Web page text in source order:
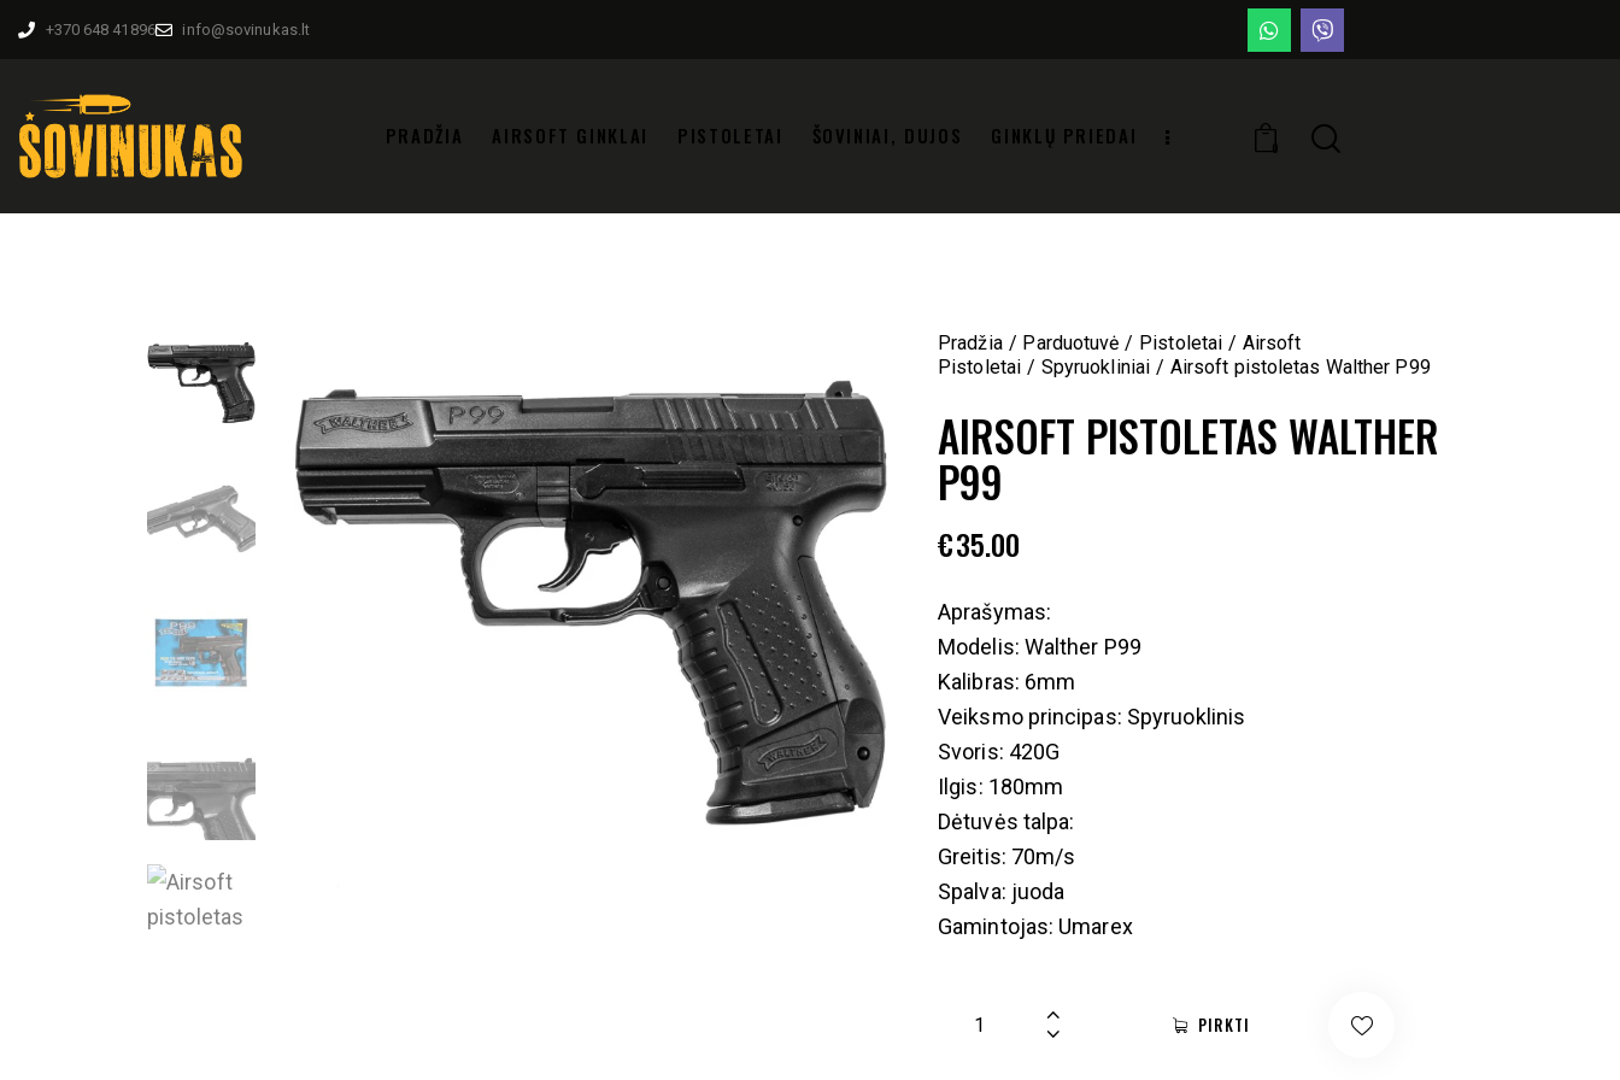
+370 648 41896 info@sovinukas.lt
PRADŽIA AIRSOFT GINKLAI PISTOLETAI ŠOVINIAI, DUJOS GINKLŲ PRIEDAI
0
Pradžia Parduotuvė Pistoletai
Airsoft
Pistoletai
Spyruokliniai Airsoft pistoletas Walther P99
AIRSOFT PISTOLETAS WALTHER
P99
€35.00
Aprašymas:
Modelis: Walther P99
Kalibras: 6mm
Veiksmo principas: Spyruoklinis
Svoris: 420G
Ilgis: 180mm
Dėtuvės talpa:
Greitis: 70m/s
Spalva: juoda
Gamintojas: Umarex
PIRKTI